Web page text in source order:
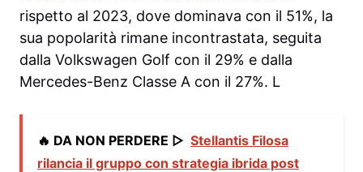
rispetto al 2023, dove dominava con il 51%, la
sua popolarità rimane incontrastata, seguita
dalla Volkswagen Golf con il 29% e dalla
Mercedes-Benz Classe A con il 27%. L
🔥 DA NON PERDERE ▷ Stellantis Filosa
rilancia il gruppo con strategia ibrida post